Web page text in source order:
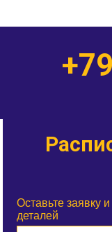
Оставьте заявку
деталей